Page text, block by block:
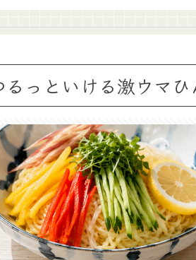
っといける激ウマ